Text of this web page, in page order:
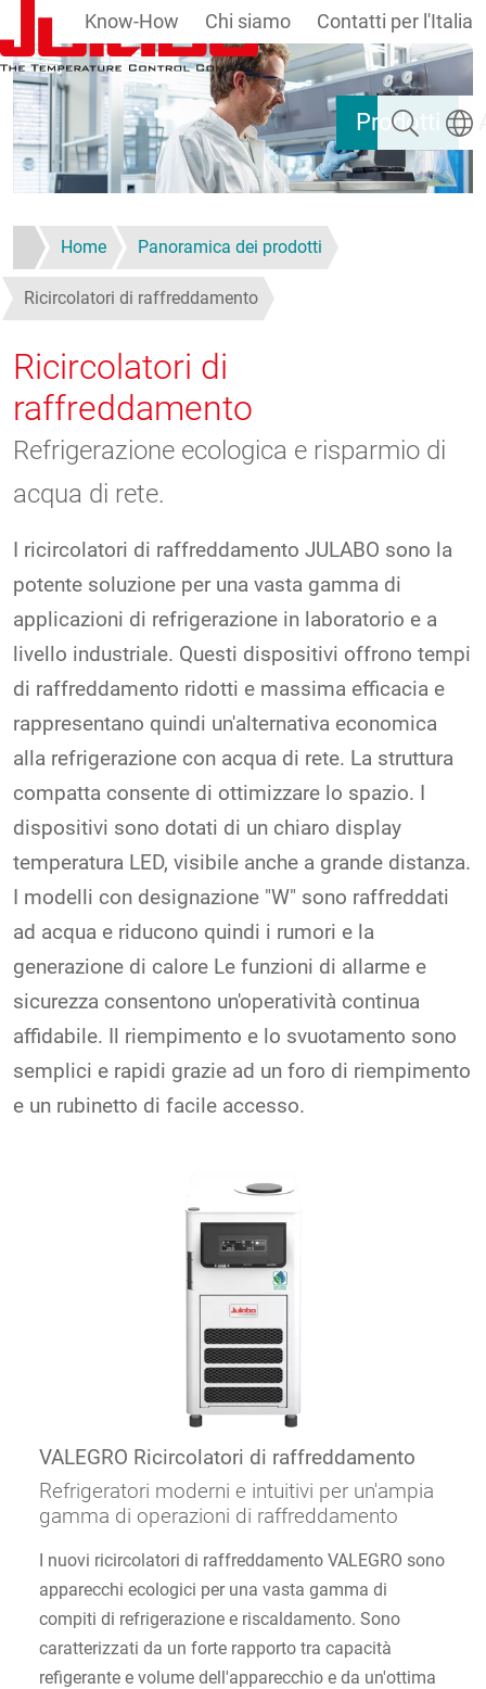
Salta al contenuto principale
Prodotti
Know-How Chi siamo Contatti per l'Italia
Ricerca
Home Panoramica dei prodotti
Ricircolatori di raffreddamento
Ricircolatori di
raffreddamento
Refrigerazione ecologica e risparmio di
acqua di rete.
I ricircolatori di raffreddamento JULABO sono la
potente soluzione per una vasta gamma di
applicazioni di refrigerazione in laboratorio e a
livello industriale. Questi dispositivi offrono tempi
di raffreddamento ridotti e massima efficacia e
rappresentano quindi un'alternativa economica
alla refrigerazione con acqua di rete. La struttura
compatta consente di ottimizzare lo spazio. I
dispositivi sono dotati di un chiaro display
temperatura LED, visibile anche a grande distanza.
I modelli con designazione "W" sono raffreddati
ad acqua e riducono quindi i rumori e la
generazione di calore Le funzioni di allarme e
sicurezza consentono un'operatività continua
affidabile. Il riempimento e lo svuotamento sono
semplici e rapidi grazie ad un foro di riempimento
e un rubinetto di facile accesso.
VALEGRO Ricircolatori di raffreddamento
Refrigeratori moderni e intuitivi per un'ampia
gamma di operazioni di raffreddamento
I nuovi ricircolatori di raffreddamento VALEGRO sono
apparecchi ecologici per una vasta gamma di
compiti di refrigerazione e riscaldamento. Sono
caratterizzati da un forte rapporto tra capacità
refigerante e volume dell'apparecchio e da un'ottima